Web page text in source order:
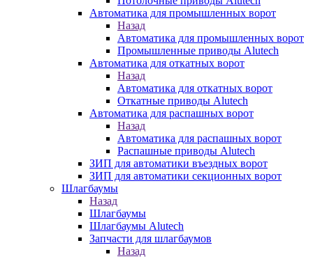
Автоматика для промышленных ворот
Назад
Автоматика для промышленных ворот
Промышленные приводы Alutech
Автоматика для откатных ворот
Назад
Автоматика для откатных ворот
Откатные приводы Alutech
Автоматика для распашных ворот
Назад
Автоматика для распашных ворот
Распашные приводы Alutech
ЗИП для автоматики въездных ворот
ЗИП для автоматики секционных ворот
Шлагбаумы
Назад
Шлагбаумы
Шлагбаумы Alutech
Запчасти для шлагбаумов
Назад